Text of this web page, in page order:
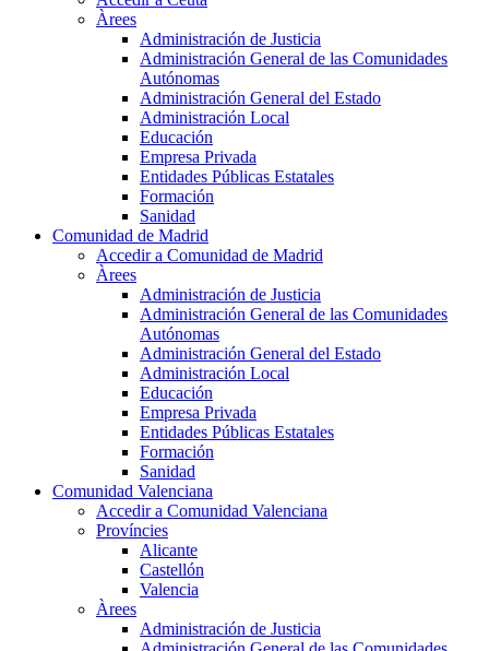
Àrees
Administración de Justicia
Administración General de las Comunidades
Autónomas
Administración General del Estado
Administración Local
Educación
Empresa Privada
Entidades Públicas Estatales
Formación
Sanidad
Comunidad de Madrid
Accedir a Comunidad de Madrid
Àrees
Administración de Justicia
Administración General de las Comunidades
Autónomas
Administración General del Estado
Administración Local
Educación
Empresa Privada
Entidades Públicas Estatales
Formación
Sanidad
Comunidad Valenciana
Accedir a Comunidad Valenciana
Províncies
Alicante
Castellón
Valencia
Àrees
Administración de Justicia